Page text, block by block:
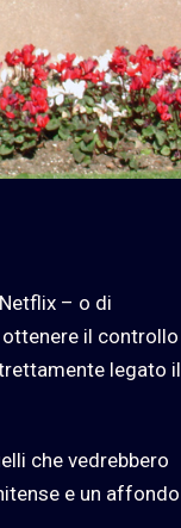
– o di
il controllo
legato il
che vedrebbero
e un affondo